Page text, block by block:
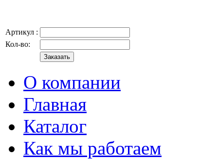
Артикул :
Кол-во:
О компании
Главная
Каталог
Как мы работаем